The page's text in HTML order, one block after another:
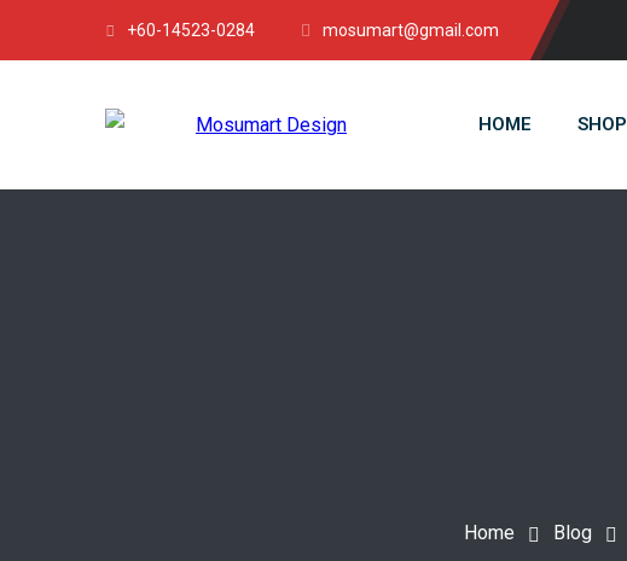
+60-14523-0284 mosumart@gmail.com
HOME SHOP
Home Blog